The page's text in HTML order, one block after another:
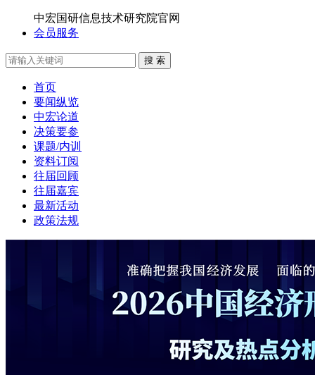
中宏国研信息技术研究院官网
会员服务
搜 索
首页
要闻纵览
中宏论道
决策要参
课题/内训
资料订阅
往届回顾
往届嘉宾
最新活动
政策法规